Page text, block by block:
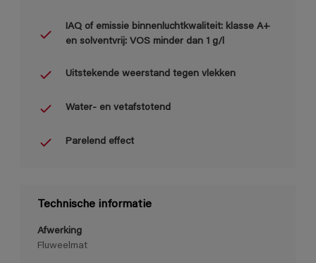
IAQ of emissie binnenluchtkwaliteit: klasse A+
en solventvrij: VOS minder dan 1 g/l
Uitstekende weerstand tegen vlekken
Water- en vetafstotend
Parelend effect
Technische informatie
Afwerking
Fluweelmat